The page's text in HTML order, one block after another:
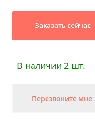
Заказать сейчас
В наличии 2 шт.
Перезвоните мне